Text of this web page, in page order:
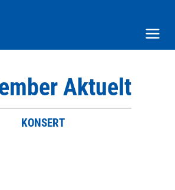
Aktuelt
KONSERT